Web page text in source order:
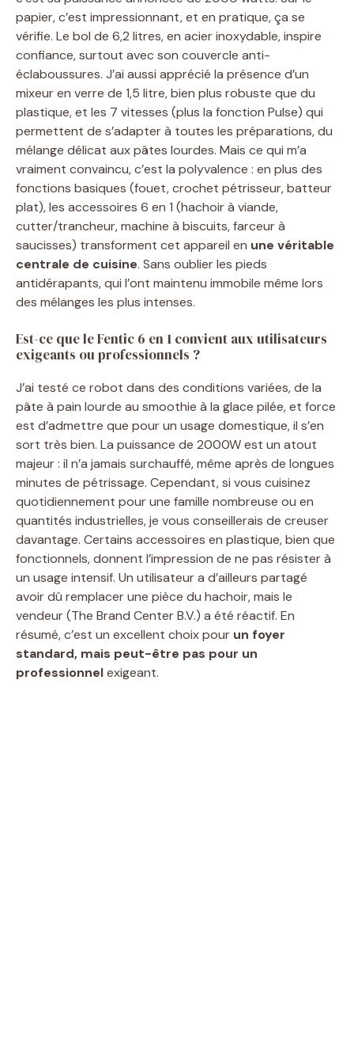
papier, c’est impressionnant, et en pratique, ça se
vérifie. Le bol de 6,2 litres, en acier inoxydable, inspire
confiance, surtout avec son couvercle anti-
éclaboussures. J’ai aussi apprécié la présence d’un
mixeur en verre de 1,5 litre, bien plus robuste que du
plastique, et les 7 vitesses (plus la fonction Pulse) qui
permettent de s’adapter à toutes les préparations, du
mélange délicat aux pâtes lourdes. Mais ce qui m’a
vraiment convaincu, c’est la polyvalence : en plus des
fonctions basiques (fouet, crochet pétrisseur, batteur
plat), les accessoires 6 en 1 (hachoir à viande,
cutter/trancheur, machine à biscuits, farceur à
saucisses) transforment cet appareil en une véritable
centrale de cuisine. Sans oublier les pieds
antidérapants, qui l’ont maintenu immobile même lors
des mélanges les plus intenses.
Est-ce que le Fentic 6 en 1 convient aux utilisateurs
exigeants ou professionnels ?
J’ai testé ce robot dans des conditions variées, de la
pâte à pain lourde au smoothie à la glace pilée, et force
est d’admettre que pour un usage domestique, il s’en
sort très bien. La puissance de 2000W est un atout
majeur : il n’a jamais surchauffé, même après de longues
minutes de pétrissage. Cependant, si vous cuisinez
quotidiennement pour une famille nombreuse ou en
quantités industrielles, je vous conseillerais de creuser
davantage. Certains accessoires en plastique, bien que
fonctionnels, donnent l’impression de ne pas résister à
un usage intensif. Un utilisateur a d’ailleurs partagé
avoir dû remplacer une pièce du hachoir, mais le
vendeur (The Brand Center B.V.) a été réactif. En
résumé, c’est un excellent choix pour un foyer
standard, mais peut-être pas pour un
professionnelexigeant.